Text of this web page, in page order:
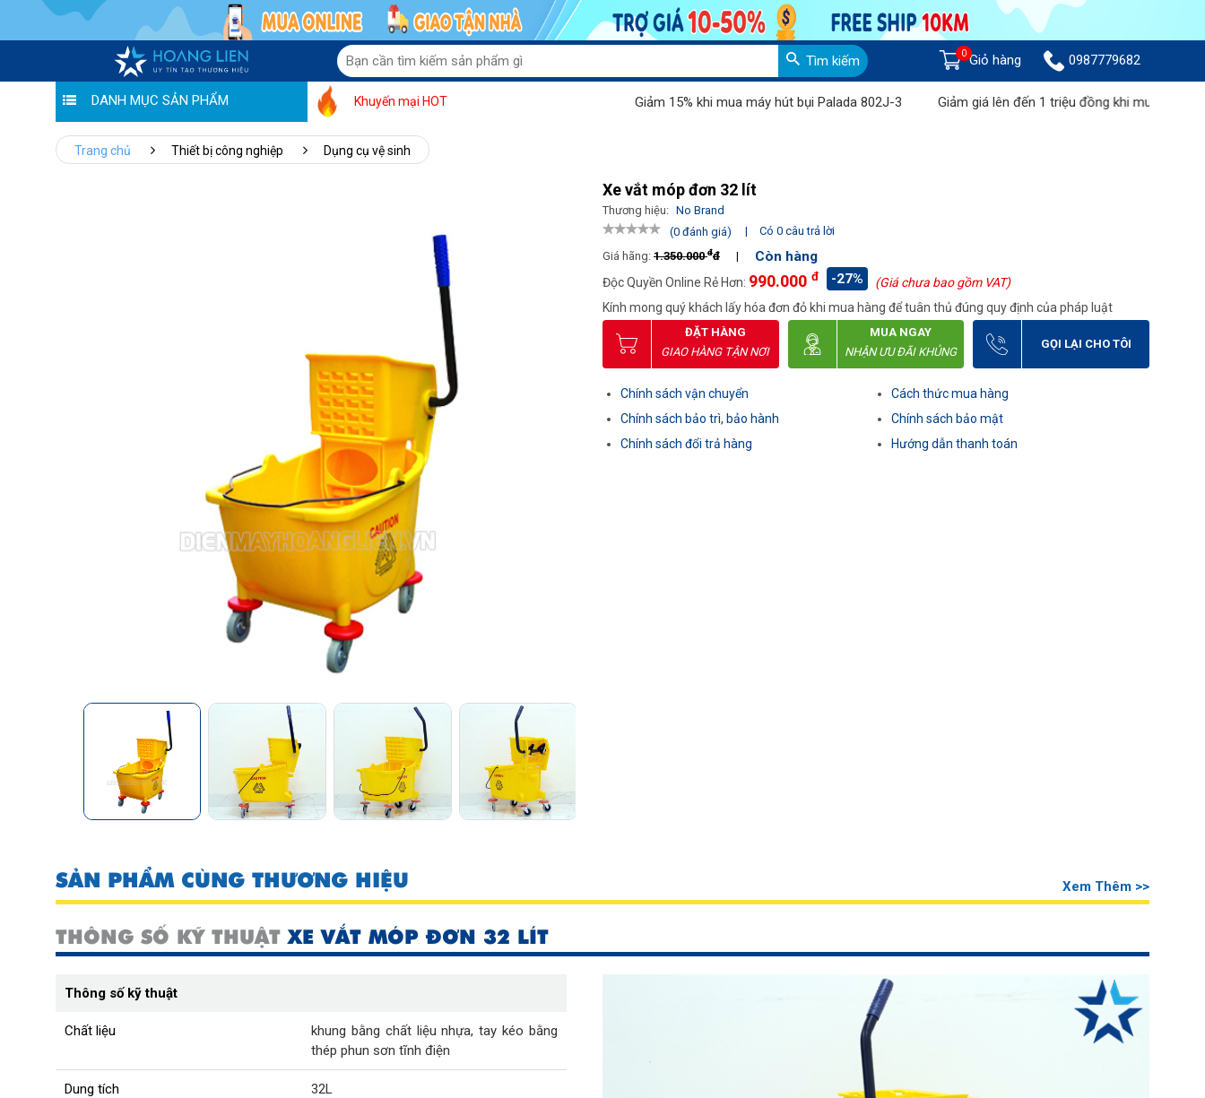
Tìm kiếm 0 Giỏ hàng 0987779682
DANH MỤC SẢN PHẨM Khuyến mại HOT Giảm 15% khi mua máy hút bụi Palada 802J-3 Giảm giá lên đến 1 triệu đồng khi mua Máy chà sàn
Trang chủ Thiết bị công nghiệp Dụng cụ vệ sinh
Xe vắt móp đơn 32 lít
Thương hiệu: No Brand
(0 đánh giá)
|
Có 0 câu trả lời
Giá hãng: 1.350.000đđ | Còn hàng
Độc Quyền Online Rẻ Hơn: 990.000 đ -27%
(Giá chưa bao gồm VAT)
Kính mong quý khách lấy hóa đơn đỏ khi mua hàng để tuân thủ đúng quy định của pháp luật
ĐẶT HÀNG
GIAO HÀNG TẬN NƠI
MUA NGAY
NHẬN ƯU ĐÃI KHỦNG
GỌI LẠI CHO TÔI
Chính sách vận chuyển
Chính sách bảo trì, bảo hành
Chính sách đổi trả hàng
Cách thức mua hàng
Chính sách bảo mật
Hướng dẫn thanh toán
SẢN PHẨM CÙNG THƯƠNG HIỆU Xem Thêm >>
THÔNG SỐ KỸ THUẬTXE VẮT MÓP ĐƠN 32 LÍT
Thông số kỹ thuật
Chất liệu
khung bằng chất liệu nhựa, tay kéo bằng
thép phun sơn tĩnh điện
Dung tích 32L